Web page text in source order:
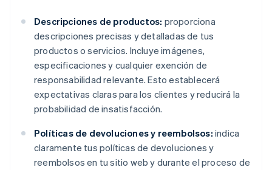
Descripciones de productos: proporciona
descripciones precisas y detalladas de tus
productos o servicios. Incluye imágenes,
especificaciones y cualquier exención de
responsabilidad relevante. Esto establecerá
expectativas claras para los clientes y reducirá la
probabilidad de insatisfacción.
Políticas de devoluciones y reembolsos: indica
claramente tus políticas de devoluciones y
reembolsos en tu sitio web y durante el proceso de